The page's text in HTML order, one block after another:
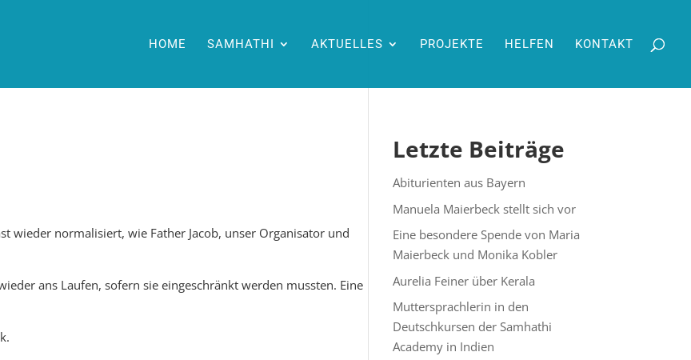
HOME SAMHATHI AKTUELLES PROJEKTE HELFEN KONTAKT
wieder normalisiert, wie Father Jacob, unser Organisator und
ans Laufen, sofern sie eingeschränkt werden mussten. Eine
Letzte Beiträge
Abiturienten aus Bayern
Manuela Maierbeck stellt sich vor
Eine besondere Spende von Maria
Maierbeck und Monika Kobler
Aurelia Feiner über Kerala
Muttersprachlerin in den
Deutschkursen der Samhathi
Academy in Indien